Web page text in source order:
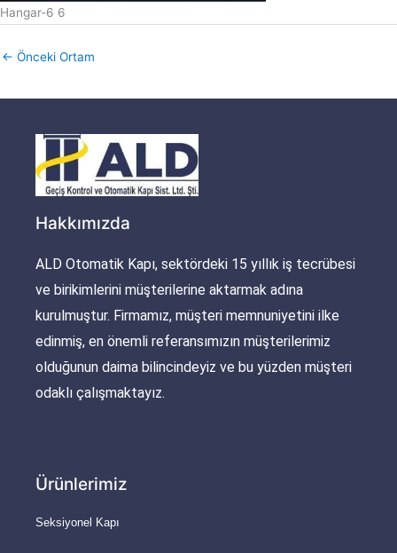
Hangar-6 6
← Önceki Ortam
Hakkımızda
ALD Otomatik Kapı, sektördeki 15 yıllık iş tecrübesi
ve birikimlerini müşterilerine aktarmak adına
kurulmuştur. Firmamız, müşteri memnuniyetini ilke
edinmiş, en önemli referansımızın müşterilerimiz
olduğunun daima bilincindeyiz ve bu yüzden müşteri
odaklı çalışmaktayız.
Ürünlerimiz
Seksiyonel Kapı